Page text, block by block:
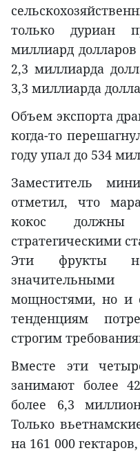
только дуриан
миллиард
2,3 миллиарда
3,3 миллиарда
Объем экспорта
когда-то
году упал до 534
Заместитель
отметил, что
кокос должны
стратегическими
Эти фрукты
значительными
мощностями, но и
тенденциям
строгим
Вместе эти
занимают более
более 6,3
Только
на 161 000